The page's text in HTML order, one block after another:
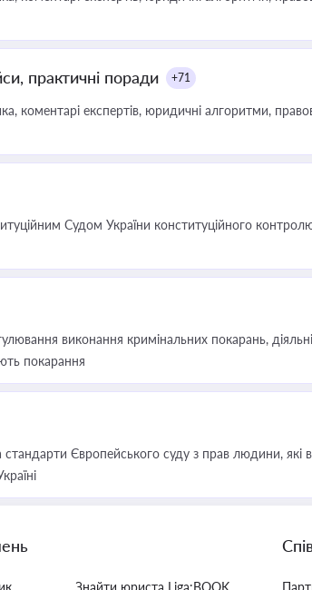
практичні поради +71
коментарі експертів, юридичні алгоритми,
Судом України конституційного
виконання кримінальних покарань,
покарання
стандарти Європейського суду з прав людини, які
Знайти юриста Liga:BOOK